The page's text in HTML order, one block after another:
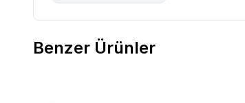
Benzer Ürünler